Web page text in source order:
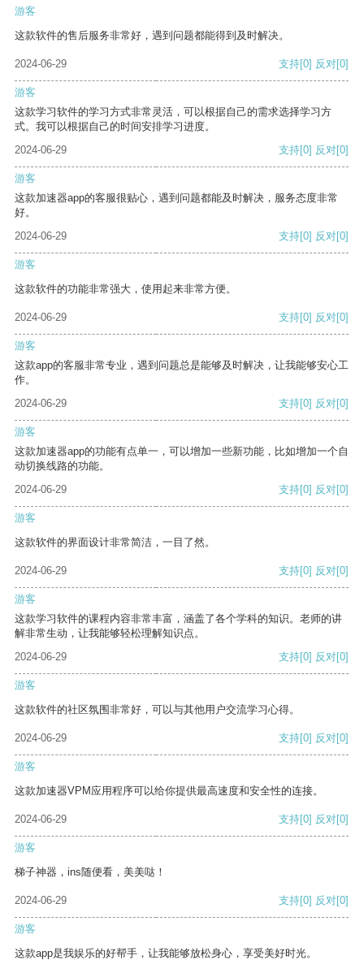
游客
这款软件的售后服务非常好，遇到问题都能得到及时解决。
2024-06-29 支持[0] 反对[0]
游客
这款学习软件的学习方式非常灵活，可以根据自己的需求选择学习方
式。我可以根据自己的时间安排学习进度。
2024-06-29
支持[0] 反对[0]
游客
这款加速器app的客服很贴心，遇到问题都能及时解决，服务态度非常
好。
2024-06-29
支持[0] 反对[0]
游客
这款软件的功能非常强大，使用起来非常方便。
2024-06-29 支持[0] 反对[0]
游客
这款app的客服非常专业，遇到问题总是能够及时解决，让我能够安心工
作。
2024-06-29
支持[0] 反对[0]
游客
这款加速器app的功能有点单一，可以增加一些新功能，比如增加一个自
动切换线路的功能。
2024-06-29
支持[0] 反对[0]
游客
这款软件的界面设计非常简洁，一目了然。
2024-06-29 支持[0] 反对[0]
游客
这款学习软件的课程内容非常丰富，涵盖了各个学科的知识。老师的讲
解非常生动，让我能够轻松理解知识点。
2024-06-29
支持[0] 反对[0]
游客
这款软件的社区氛围非常好，可以与其他用户交流学习心得。
2024-06-29 支持[0] 反对[0]
游客
这款加速器VPM应用程序可以给你提供最高速度和安全性的连接。
2024-06-29 支持[0] 反对[0]
游客
梯子神器，ins随便看，美美哒！
2024-06-29 支持[0] 反对[0]
游客
这款app是我娱乐的好帮手，让我能够放松身心，享受美好时光。